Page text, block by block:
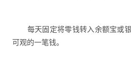
每天固定将零钱转入余额宝或银
可观的一笔钱。